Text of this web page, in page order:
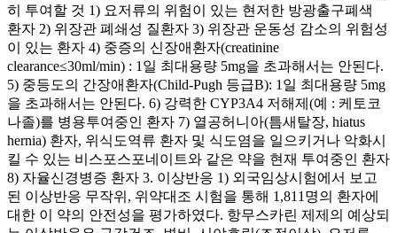
히 투여할 것 1) 요저류의 위험이 있는 현저한 방광출구폐색
환자 2) 위장관 폐쇄성 질환자 3) 위장관 운동성 감소의 위험성
이 있는 환자 4) 중증의 신장애환자(creatinine
clearance≤30ml/min) : 1일 최대용량 5mg을 초과해서는 안된다.
5) 중등도의 간장애환자(Child-Pugh 등급B): 1일 최대용량 5mg
을 초과해서는 안된다. 6) 강력한 CYP3A4 저해제(예 : 케토코
나졸)를 병용투여중인 환자 7) 열공허니아(틈새탈장, hiatus
hernia) 환자, 위식도역류 환자 및 식도염을 일으키거나 악화시
킬 수 있는 비스포스포네이트와 같은 약을 현재 투여중인 환자
8) 자율신경병증 환자 3. 이상반응 1) 외국임상시험에서 보고
된 이상반응 무작위, 위약대조 시험을 통해 1,811명의 환자에
대한 이 약의 안전성을 평가하였다. 항무스카린 제제의 예상되